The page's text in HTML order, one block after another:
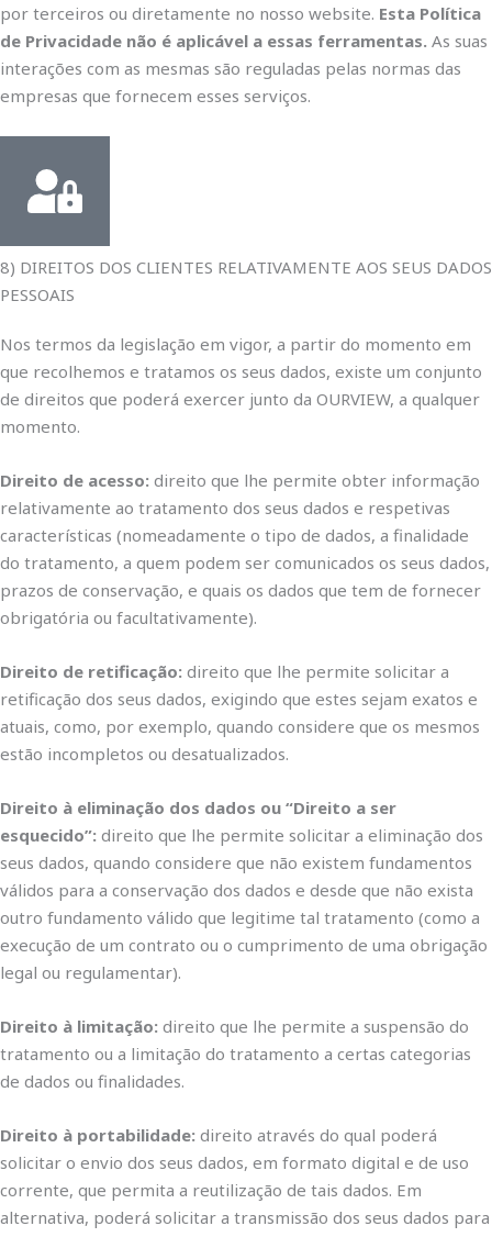
por terceiros ou diretamente no nosso website. Esta Política
de Privacidade não é aplicável a essas ferramentas. As suas
interações com as mesmas são reguladas pelas normas das
empresas que fornecem esses serviços.
8) DIREITOS DOS CLIENTES RELATIVAMENTE AOS SEUS DADOS
PESSOAIS
Nos termos da legislação em vigor, a partir do momento em
que recolhemos e tratamos os seus dados, existe um conjunto
de direitos que poderá exercer junto da OURVIEW, a qualquer
momento.
Direito de acesso: direito que lhe permite obter informação
relativamente ao tratamento dos seus dados e respetivas
características (nomeadamente o tipo de dados, a finalidade
do tratamento, a quem podem ser comunicados os seus dados,
prazos de conservação, e quais os dados que tem de fornecer
obrigatória ou facultativamente).
Direito de retificação: direito que lhe permite solicitar a
retificação dos seus dados, exigindo que estes sejam exatos e
atuais, como, por exemplo, quando considere que os mesmos
estão incompletos ou desatualizados.
Direito à eliminação dos dados ou “Direito a ser
esquecido”: direito que lhe permite solicitar a eliminação dos
seus dados, quando considere que não existem fundamentos
válidos para a conservação dos dados e desde que não exista
outro fundamento válido que legitime tal tratamento (como a
execução de um contrato ou o cumprimento de uma obrigação
legal ou regulamentar).
Direito à limitação: direito que lhe permite a suspensão do
tratamento ou a limitação do tratamento a certas categorias
de dados ou finalidades.
Direito à portabilidade: direito através do qual poderá
solicitar o envio dos seus dados, em formato digital e de uso
corrente, que permita a reutilização de tais dados. Em
alternativa, poderá solicitar a transmissão dos seus dados para